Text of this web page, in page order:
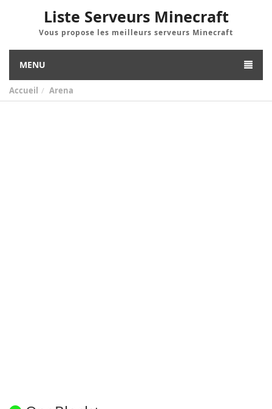
Liste Serveurs Minecraft
Vous propose les meilleurs serveurs Minecraft
MENU
Accueil Arena